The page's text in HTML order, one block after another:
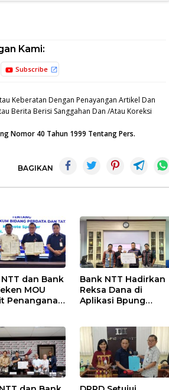
Kami:
Subscribe
Keberatan Dengan Penayangan Artikel Dan
Berita Berisi Sanggahan Dan /Atau Koreksi
Nomor 40 Tahun 1999 Tentang Pers.
BAGIKAN
dan Bank
MOU
Penanganan
Bank NTT Hadirkan
Reksa Dana di
Aplikasi Bpung